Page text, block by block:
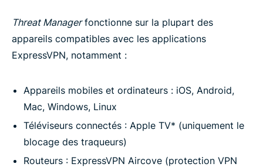
Threat Managerfonctionne sur la plupart des
appareils compatibles avec les applications
ExpressVPN, notamment :
Appareils mobiles et ordinateurs : iOS, Android,
Mac, Windows, Linux
Téléviseurs connectés : Apple TV* (uniquement le
blocage des traqueurs)
Routeurs : ExpressVPN Aircove (protection VPN